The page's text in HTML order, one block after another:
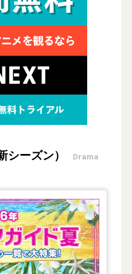
シーズン） Drama
ガイド